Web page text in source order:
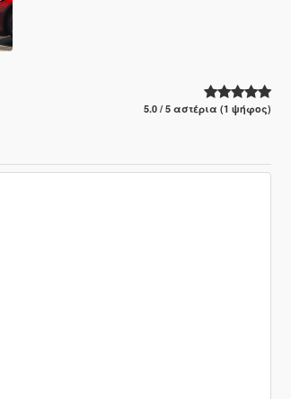
5.0 / 5 αστέρια (1 ψήφος)